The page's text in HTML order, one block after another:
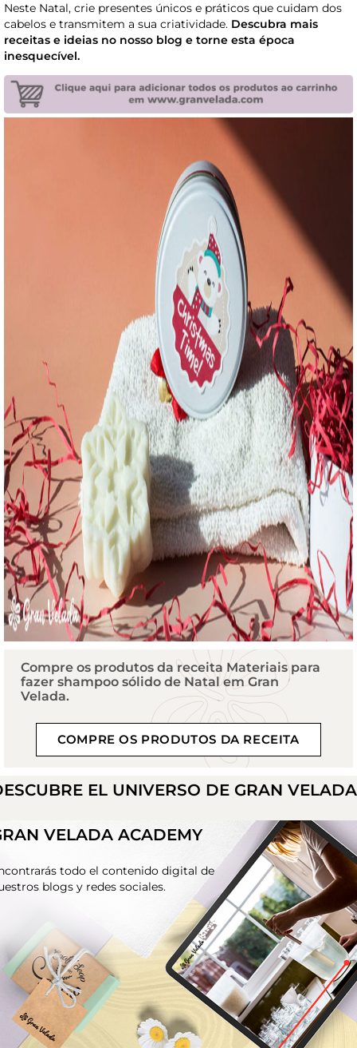
Neste Natal, crie presentes únicos e práticos que cuidam dos
cabelos e transmitem a sua criatividade. Descubra mais
receitas e ideias no nosso blog e torne esta época
inesquecível.
Compre os produtos da receita Materiais para
fazer shampoo sólido de Natal em Gran
Velada.
COMPRE OS PRODUTOS DA RECEITA
EL UNIVERSO DE GRAN VELADA
VELADA ACADEMY
todo el contenido digital de
blogs y redes sociales.